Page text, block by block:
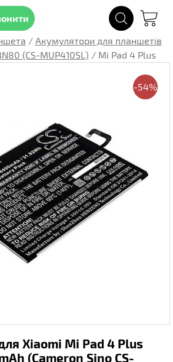
/ Акумулятори для планшетів
(CS-MUP410SL) / Mi Pad 4 Plus
-54%
Xiaomi Mi Pad 4 Plus
(Cameron Sino CS-